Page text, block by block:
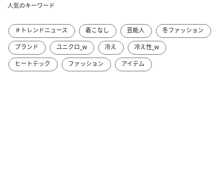
人気のキーワード
＃トレンドニュース 着こなし 芸能人
冬ファッション
ブランド
ユニクロ_w 冷え
冷え性_w
ヒートテック
ファッション アイテム